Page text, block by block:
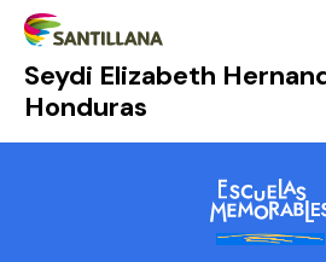
Seydi Elizabeth
Honduras